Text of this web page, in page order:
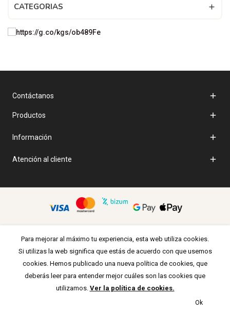
CATEGORIAS 
Contáctanos 
Productos 
Información 
Atención al cliente 
Para mejorar al máximo tu experiencia, esta web utiliza cookies.
Si utilizas la web significa que estás de acuerdo con que usemos
cookies. Hemos publicado una nueva política de cookies, que
deberás leer para entender mejor cuáles son las cookies que
utilizamos. Ver la política de cookies.
Ok